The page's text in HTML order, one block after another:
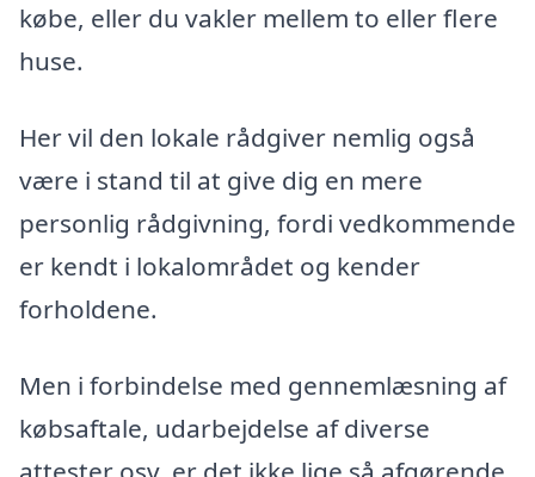
købe, eller du vakler mellem to eller flere
huse.
Her vil den lokale rådgiver nemlig også
være i stand til at give dig en mere
personlig rådgivning, fordi vedkommende
er kendt i lokalområdet og kender
forholdene.
Men i forbindelse med gennemlæsning af
købsaftale, udarbejdelse af diverse